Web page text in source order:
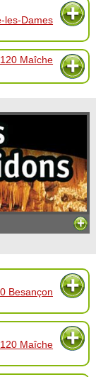
les-Dames
Maîche
Besançon
Maîche